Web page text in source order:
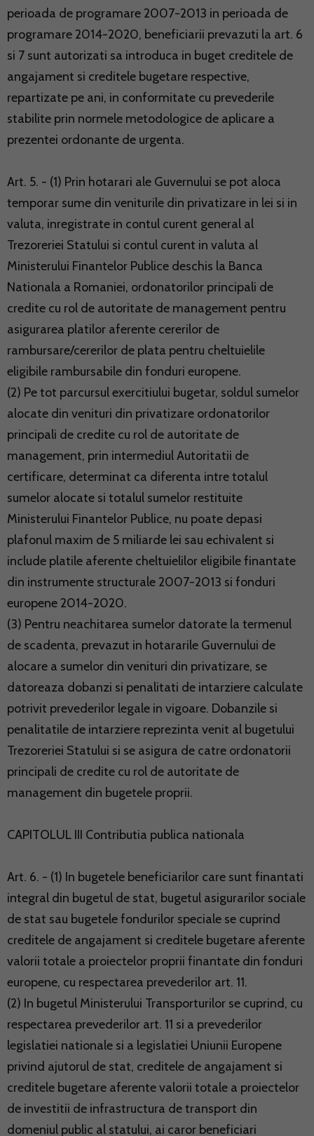
perioada de programare 2007-2013 in perioada de
programare 2014-2020, beneficiarii prevazuti la art. 6
si 7 sunt autorizati sa introduca in buget creditele de
angajament si creditele bugetare respective,
repartizate pe ani, in conformitate cu prevederile
stabilite prin normele metodologice de aplicare a
prezentei ordonante de urgenta.
Art. 5. - (1) Prin hotarari ale Guvernului se pot aloca
temporar sume din veniturile din privatizare in lei si in
valuta, inregistrate in contul curent general al
Trezoreriei Statului si contul curent in valuta al
Ministerului Finantelor Publice deschis la Banca
Nationala a Romaniei, ordonatorilor principali de
credite cu rol de autoritate de management pentru
asigurarea platilor aferente cererilor de
rambursare/cererilor de plata pentru cheltuielile
eligibile rambursabile din fonduri europene.
(2) Pe tot parcursul exercitiului bugetar, soldul sumelor
alocate din venituri din privatizare ordonatorilor
principali de credite cu rol de autoritate de
management, prin intermediul Autoritatii de
certificare, determinat ca diferenta intre totalul
sumelor alocate si totalul sumelor restituite
Ministerului Finantelor Publice, nu poate depasi
plafonul maxim de 5 miliarde lei sau echivalent si
include platile aferente cheltuielilor eligibile finantate
din instrumente structurale 2007-2013 si fonduri
europene 2014-2020.
(3) Pentru neachitarea sumelor datorate la termenul
de scadenta, prevazut in hotararile Guvernului de
alocare a sumelor din venituri din privatizare, se
datoreaza dobanzi si penalitati de intarziere calculate
potrivit prevederilor legale in vigoare. Dobanzile si
penalitatile de intarziere reprezinta venit al bugetului
Trezoreriei Statului si se asigura de catre ordonatorii
principali de credite cu rol de autoritate de
management din bugetele proprii.
CAPITOLUL III Contributia publica nationala
Art. 6. - (1) In bugetele beneficiarilor care sunt finantati
integral din bugetul de stat, bugetul asigurarilor sociale
de stat sau bugetele fondurilor speciale se cuprind
creditele de angajament si creditele bugetare aferente
valorii totale a proiectelor proprii finantate din fonduri
europene, cu respectarea prevederilor art. 11.
(2) In bugetul Ministerului Transporturilor se cuprind, cu
respectarea prevederilor art. 11 si a prevederilor
legislatiei nationale si a legislatiei Uniunii Europene
privind ajutorul de stat, creditele de angajament si
creditele bugetare aferente valorii totale a proiectelor
de investitii de infrastructura de transport din
domeniul public al statului, ai caror beneficiari